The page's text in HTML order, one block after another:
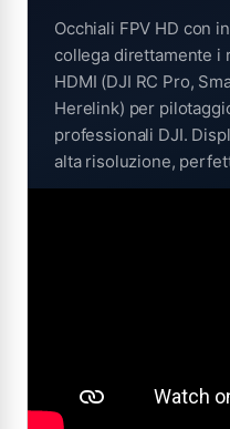
Occhiali FPV HD con
collega direttamente i
HDMI (DJI RC Pro,
Herelink) per
professionali DJI.
alta risoluzione,